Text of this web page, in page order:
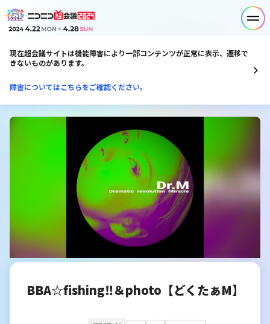
現在超会議サイトは機能障害により一部コンテンツが正常に表示、遷移で
きないものがあります。
障害についてはこちらをご確認ください。
BBA‪☆fishing‼️＆photo【どくたぁM】